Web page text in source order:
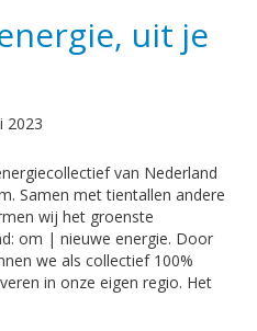
uit je
2023
van Nederland
Samen met tientallen andere
wij het groenste
om | nieuwe energie. Door
we als collectief 100%
in onze eigen regio. Het